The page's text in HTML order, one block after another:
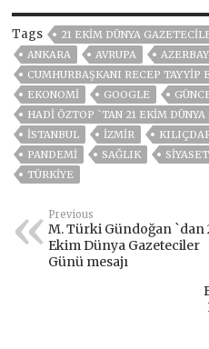
Tags 21 EKIM DÜNYA
ANKARA
AVRUPA
CUMHURBAŞKANI RECEP TAYYIP
EKONOMİ
GOOGLE
HADI ÖZTOP `TAN 21 EKIM
ISTANBUL
İZMIR
PANDEMİ
SAĞLIK SİYASET
TÜRKİYE
Previous
M. Türki Gündoğan `dan
Ekim Dünya Gazeteciler
Günü mesajı